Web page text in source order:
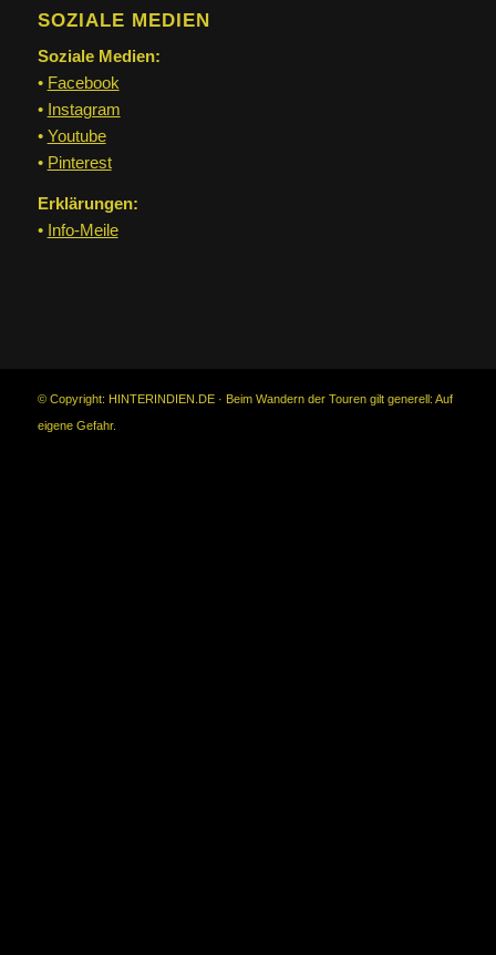
SOZIALE MEDIEN
Soziale Medien:
• Facebook
• Instagram
• Youtube
• Pinterest
Erklärungen:
• Info-Meile
© Copyright: HINTERINDIEN.DE · Beim Wandern der Touren gilt generell: Auf
eigene Gefahr.